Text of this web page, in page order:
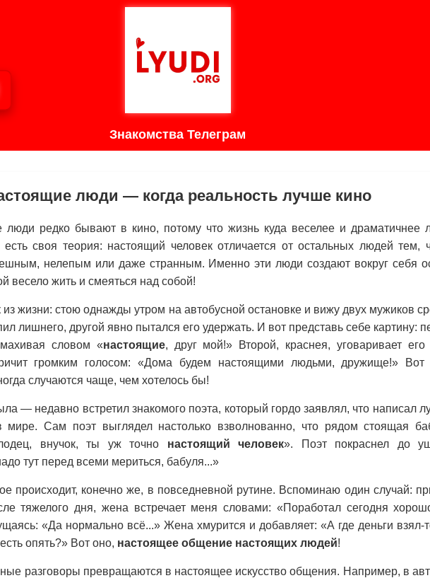
Знакомства Телеграм
люди — когда реальность лучше кино
люди редко бывают в кино, потому что жизнь куда веселее и драматичнее
своя теория: настоящий человек отличается от остальных людей тем,
нелепым или даже странным. Именно эти люди создают вокруг себя
весело жить и смеяться над собой!
из жизни: стою однажды утром на автобусной остановке и вижу двух мужиков
лишнего, другой явно пытался его удержать. И вот представь себе картину:
словом «настоящие, друг мой!» Второй, краснея, уговаривает его
громким голосом: «Дома будем настоящими людьми, дружище!» Вот
случаются чаще, чем хотелось бы!
— недавно встретил знакомого поэта, который гордо заявлял, что написал
Сам поэт выглядел настолько взволнованно, что рядом стоящая
внучок, ты уж точно настоящий человек». Поэт покраснел до
тут перед всеми мериться, бабуля...»
происходит, конечно же, в повседневной рутине. Вспоминаю один случай:
тяжелого дня, жена встречает меня словами: «Поработал сегодня
«Да нормально всё...» Жена хмурится и добавляет: «А где деньги взял-
опять?» Вот оно, настоящее общение настоящих людей!
разговоры превращаются в настоящее искусство общения. Например, в